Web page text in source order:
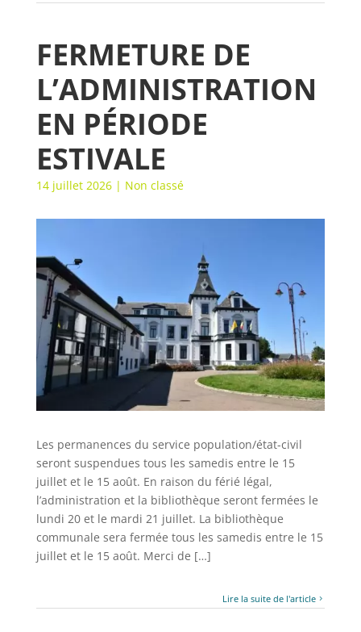
FERMETURE DE
L’ADMINISTRATION
EN PÉRIODE
ESTIVALE
14 juillet 2026| Non classé
Les permanences du service population/état-civil
seront suspendues tous les samedis entre le 15
juillet et le 15 août. En raison du férié légal,
l’administration et la bibliothèque seront fermées le
lundi 20 et le mardi 21 juillet. La bibliothèque
communale sera fermée tous les samedis entre le 15
juillet et le 15 août. Merci de […]
Lire la suite de l'article